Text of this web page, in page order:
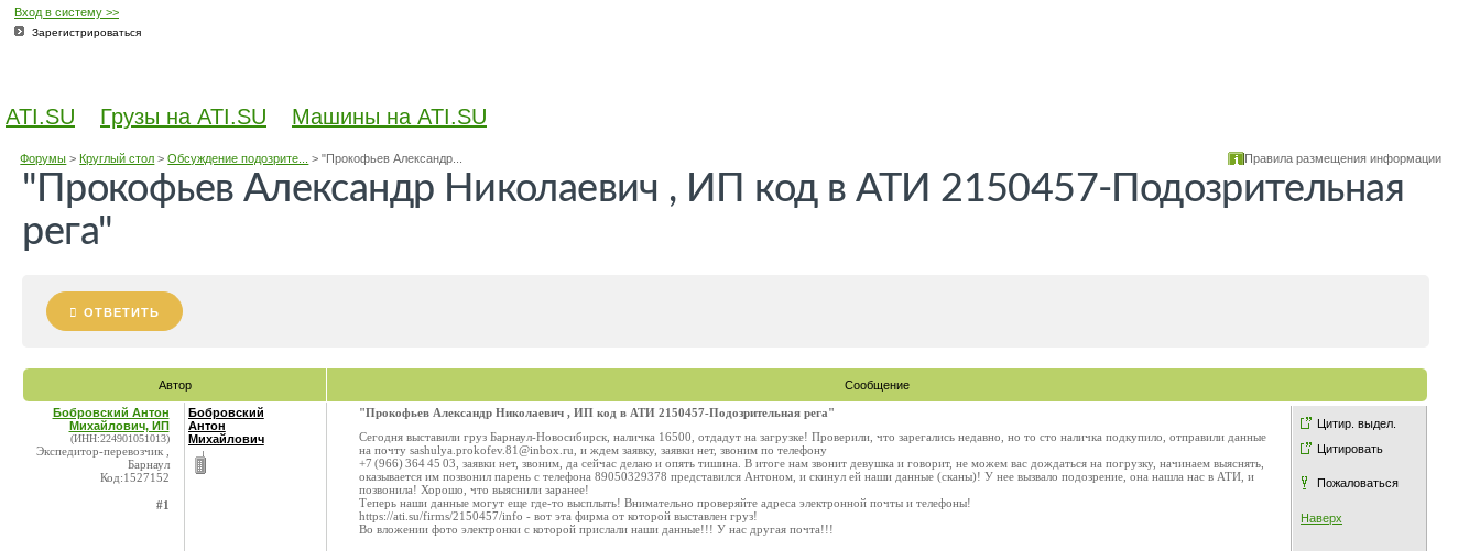
Вход в систему >>
Зарегистрироваться
ATI.SU Грузы на ATI.SU Машины на ATI.SU
Форумы >Круглый стол >Обсуждение подозрите... >"Прокофьев Александр... Правила размещения информации
"Прокофьев Александр Николаевич , ИП код в АТИ 2150457-Подозрительная
рега"
ОТВЕТИТЬ
Автор Сообщение
Цитир. выдел.
Цитировать
Пожаловаться
Наверх
Бобровский Антон
Михайлович, ИП
(ИНН:224901051013)
Экспедитор-перевозчик ,
Барнаул
Код:1527152
#1
Бобровский
Антон
Михайлович
"Прокофьев Александр Николаевич , ИП код в АТИ 2150457-Подозрительная рега"
Сегодня выставили груз Барнаул-Новосибирск, наличка 16500, отдадут на загрузке! Проверили, что зарегались недавно, но то сто наличка подкупило, отправили данные
на почту sashulya.prokofev.81@inbox.ru, и ждем заявку, заявки нет, звоним по телефону
+7 (966) 364 45 03, заявки нет, звоним, да сейчас делаю и опять тишина. В итоге нам звонит девушка и говорит, не можем вас дождаться на погрузку, начинаем выяснять,
оказывается им позвонил парень с телефона 89050329378 представился Антоном, и скинул ей наши данные (сканы)! У нее вызвало подозрение, она нашла нас в АТИ, и
позвонила! Хорошо, что выяснили заранее!
Теперь наши данные могут еще где-то высплыть! Внимательно проверяйте адреса электронной почты и телефоны!
https://ati.su/firms/2150457/info - вот эта фирма от которой выставлен груз!
Во вложении фото электронки с которой прислали наши данные!!! У нас другая почта!!!